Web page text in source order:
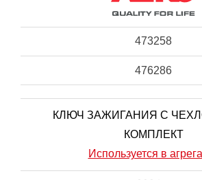
473258
476286
КЛЮЧ ЗАЖИГАНИЯ С
КОМПЛЕКТ
Используется в